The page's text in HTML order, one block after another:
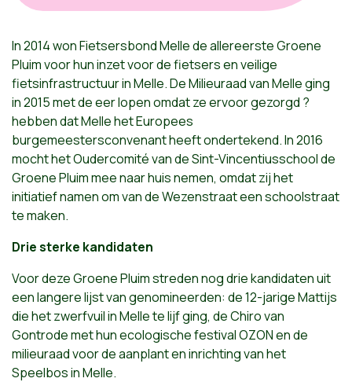
In 2014 won Fietsersbond Melle de allereerste Groene
Pluim voor hun inzet voor de fietsers en veilige
fietsinfrastructuur in Melle. De Milieuraad van Melle ging
in 2015 met de eer lopen omdat ze ervoor gezorgd ?
hebben dat Melle het Europees
burgemeestersconvenant heeft ondertekend. In 2016
mocht het Oudercomité van de Sint-Vincentiusschool de
Groene Pluim mee naar huis nemen, omdat zij het
initiatief namen om van de Wezenstraat een schoolstraat
te maken.
Drie sterke kandidaten
Voor deze Groene Pluim streden nog drie kandidaten uit
een langere lijst van genomineerden: de 12-jarige Mattijs
die het zwerfvuil in Melle te lijf ging, de Chiro van
Gontrode met hun ecologische festival OZON en de
milieuraad voor de aanplant en inrichting van het
Speelbos in Melle.